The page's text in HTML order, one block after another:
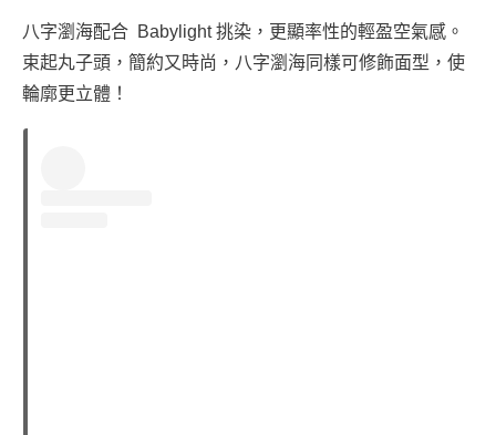
八字瀏海配合 Babylight 挑染，更顯率性的輕盈空氣感。
束起丸子頭，簡約又時尚，八字瀏海同樣可修飾面型，使
輪廓更立體！